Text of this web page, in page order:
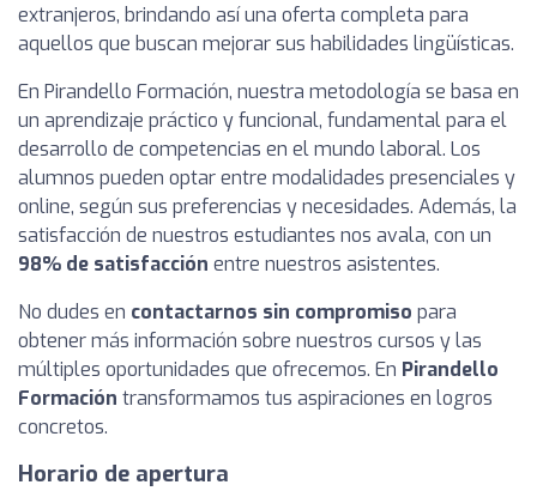
extranjeros, brindando así una oferta completa para
aquellos que buscan mejorar sus habilidades lingüísticas.
En Pirandello Formación, nuestra metodología se basa en
un aprendizaje práctico y funcional, fundamental para el
desarrollo de competencias en el mundo laboral. Los
alumnos pueden optar entre modalidades presenciales y
online, según sus preferencias y necesidades. Además, la
satisfacción de nuestros estudiantes nos avala, con un
98% de satisfacción entre nuestros asistentes.
No dudes en contactarnos sin compromiso para
obtener más información sobre nuestros cursos y las
múltiples oportunidades que ofrecemos. En Pirandello
Formación transformamos tus aspiraciones en logros
concretos.
Horario de apertura